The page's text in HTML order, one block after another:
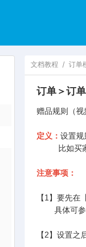
文档教程 / 订单
订单＞订
赠品规则（视
定义：设置规
比如买家下
注意事项：
【1】要先
具体可参
【2】设置